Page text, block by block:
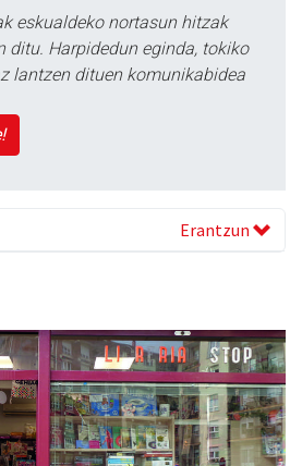
eskualdeko nortasun hitzak
ditu. Harpidedun eginda, tokiko
lantzen dituen komunikabidea
Erantzun